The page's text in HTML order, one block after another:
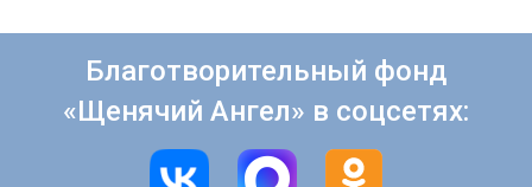
Благотворительный фонд
«Щенячий Ангел» в соцсетях: